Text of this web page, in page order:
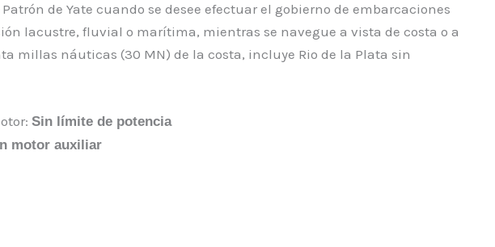
de Yate cuando se desee efectuar el gobierno de embarcaciones
lacustre, fluvial o marítima, mientras se navegue a vista de costa o a
millas náuticas (30 MN) de la costa, incluye Rio de la Plata sin
Sin límite de potencia
motor auxiliar